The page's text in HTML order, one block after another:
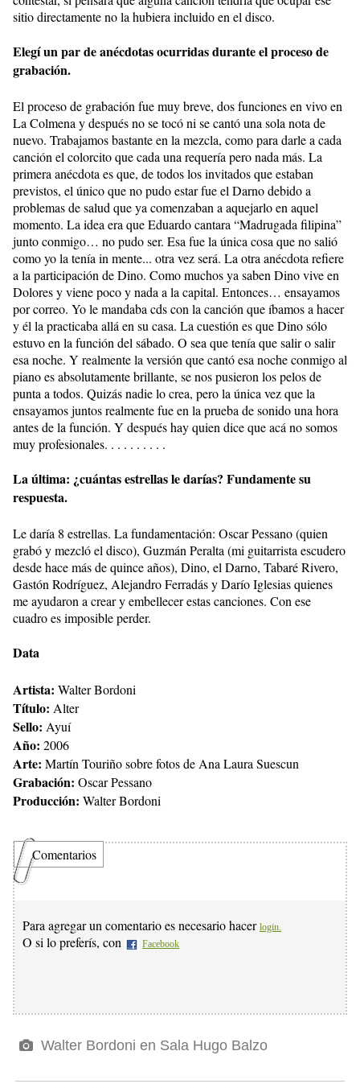
sitio directamente no la hubiera incluido en el disco.
Elegí un par de anécdotas ocurridas durante el proceso de
grabación.
El proceso de grabación fue muy breve, dos funciones en vivo en
La Colmena y después no se tocó ni se cantó una sola nota de
nuevo. Trabajamos bastante en la mezcla, como para darle a cada
canción el colorcito que cada una requería pero nada más. La
primera anécdota es que, de todos los invitados que estaban
previstos, el único que no pudo estar fue el Darno debido a
problemas de salud que ya comenzaban a aquejarlo en aquel
momento. La idea era que Eduardo cantara “Madrugada filipina”
junto conmigo… no pudo ser. Esa fue la única cosa que no salió
como yo la tenía in mente... otra vez será. La otra anécdota refiere
a la participación de Dino. Como muchos ya saben Dino vive en
Dolores y viene poco y nada a la capital. Entonces… ensayamos
por correo. Yo le mandaba cds con la canción que íbamos a hacer
y él la practicaba allá en su casa. La cuestión es que Dino sólo
estuvo en la función del sábado. O sea que tenía que salir o salir
esa noche. Y realmente la versión que cantó esa noche conmigo al
piano es absolutamente brillante, se nos pusieron los pelos de
punta a todos. Quizás nadie lo crea, pero la única vez que la
ensayamos juntos realmente fue en la prueba de sonido una hora
antes de la función. Y después hay quien dice que acá no somos
muy profesionales. . . . . . . . . .
La última: ¿cuántas estrellas le darías? Fundamente su
respuesta.
Le daría 8 estrellas. La fundamentación: Oscar Pessano (quien
grabó y mezcló el disco), Guzmán Peralta (mi guitarrista escudero
desde hace más de quince años), Dino, el Darno, Tabaré Rivero,
Gastón Rodríguez, Alejandro Ferradás y Darío Iglesias quienes
me ayudaron a crear y embellecer estas canciones. Con ese
cuadro es imposible perder.
Data
Artista: Walter Bordoni
Título: Alter
Sello: Ayuí
Año: 2006
Arte: Martín Touriño sobre fotos de Ana Laura Suescun
Grabación: Oscar Pessano
Producción: Walter Bordoni
Comentarios
Para agregar un comentario es necesario hacer login.
O si lo preferís, con Facebook
Walter Bordoni en Sala Hugo Balzo